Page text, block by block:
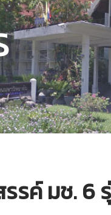
รค์ มช. 6